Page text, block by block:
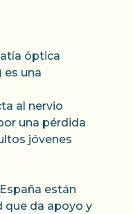
óptica
es una
al nervio
una pérdida
jóvenes
están
que da apoyo y